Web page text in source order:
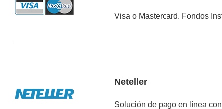
Visa o Mastercard. Fondos
Neteller
Solución de pago en línea